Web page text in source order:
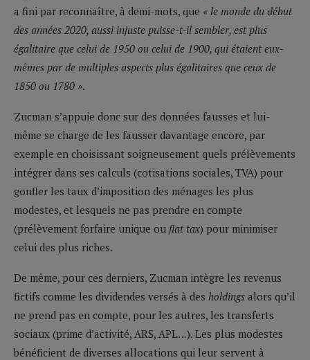
a fini par reconnaître, à demi-mots, que « le monde du début
des années 2020, aussi injuste puisse-t-il sembler, est plus
égalitaire que celui de 1950 ou celui de 1900, qui étaient eux-
mêmes par de multiples aspects plus égalitaires que ceux de
1850 ou 1780 ».
Zucman s’appuie donc sur des données fausses et lui-
même se charge de les fausser davantage encore, par
exemple en choisissant soigneusement quels prélèvements
intégrer dans ses calculs (cotisations sociales, TVA) pour
gonfler les taux d’imposition des ménages les plus
modestes, et lesquels ne pas prendre en compte
(prélèvement forfaire unique ou flat tax) pour minimiser
celui des plus riches.
De même, pour ces derniers, Zucman intègre les revenus
fictifs comme les dividendes versés à des holdings alors qu’il
ne prend pas en compte, pour les autres, les transferts
sociaux (prime d’activité, ARS, APL…). Les plus modestes
bénéficient de diverses allocations qui leur servent à